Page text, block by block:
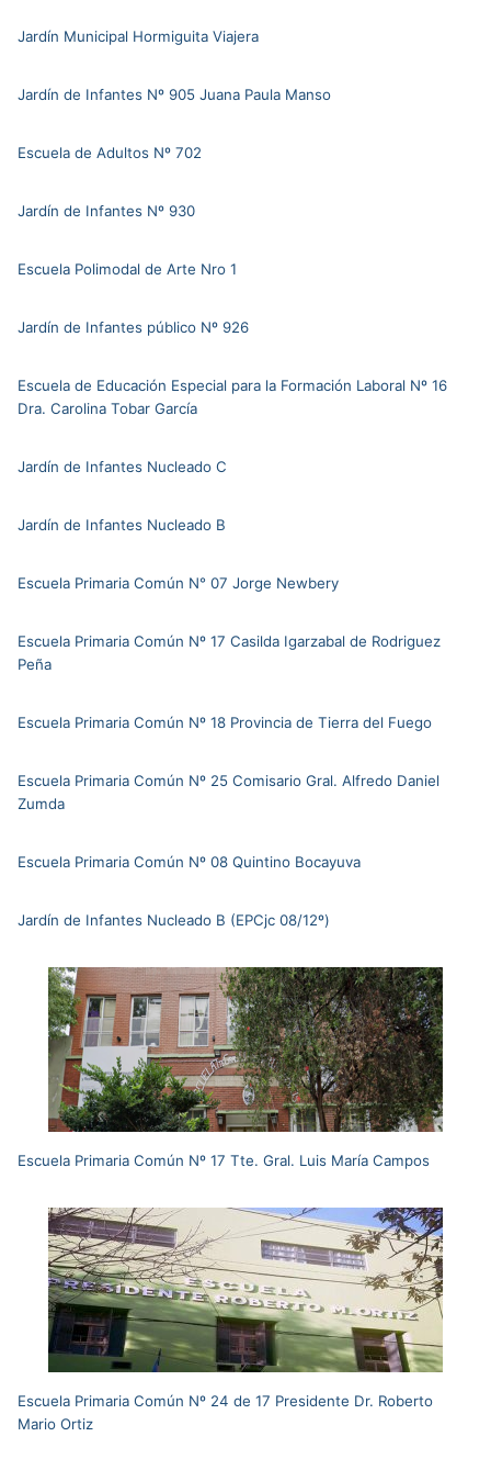
Jardín Municipal Hormiguita Viajera
Jardín de Infantes Nº 905 Juana Paula Manso
Escuela de Adultos Nº 702
Jardín de Infantes Nº 930
Escuela Polimodal de Arte Nro 1
Jardín de Infantes público Nº 926
Escuela de Educación Especial para la Formación Laboral Nº 16
Dra. Carolina Tobar García
Jardín de Infantes Nucleado C
Jardín de Infantes Nucleado B
Escuela Primaria Común N° 07 Jorge Newbery
Escuela Primaria Común Nº 17 Casilda Igarzabal de Rodriguez
Peña
Escuela Primaria Común Nº 18 Provincia de Tierra del Fuego
Escuela Primaria Común Nº 25 Comisario Gral. Alfredo Daniel
Zumda
Escuela Primaria Común Nº 08 Quintino Bocayuva
Jardín de Infantes Nucleado B (EPCjc 08/12º)
Escuela Primaria Común Nº 17 Tte. Gral. Luis María Campos
Escuela Primaria Común Nº 24 de 17 Presidente Dr. Roberto
Mario Ortiz